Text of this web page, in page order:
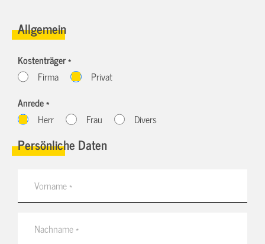
Allgemein
Kostenträger *
Firma
Privat
Anrede *
Herr
Frau Divers
Persönliche Daten